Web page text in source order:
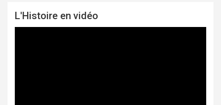
L'Histoire en vidéo